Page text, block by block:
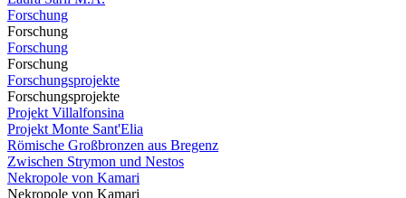
Forschung
Forschung
Forschung
Forschung
Forschungsprojekte
Forschungsprojekte
Projekt Villalfonsina
Projekt Monte Sant'Elia
Römische Großbronzen aus Bregenz
Zwischen Strymon und Nestos
Nekropole von Kamari
Nekropole von Kamari